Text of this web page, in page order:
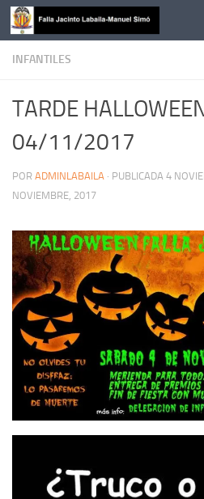
Saltar al contenido
INFANTILES
TARDE
04/11/2017
POR ADMINLABAILA · PUBLICADA 4
NOVIEMBRE, 2017